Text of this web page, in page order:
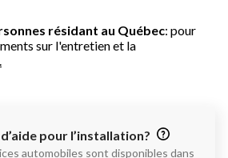
résidant au Québec: pour
sur l'entretien et la
pour l’installation?
automobiles sont disponibles dans